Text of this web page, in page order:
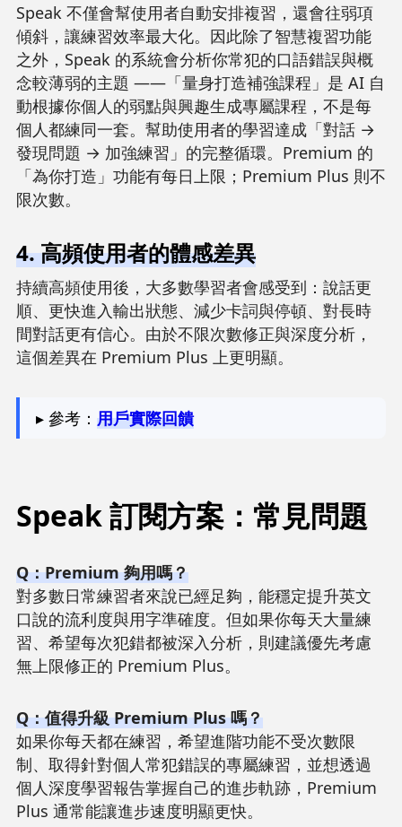
Speak 不僅會幫使用者自動安排複習，還會往弱項
傾斜，讓練習效率最大化。因此除了智慧複習功能
之外，Speak 的系統會分析你常犯的口語錯誤與概
念較薄弱的主題 ——「量身打造補強課程」是 AI 自
動根據你個人的弱點與興趣生成專屬課程，不是每
個人都練同一套。幫助使用者的學習達成「對話 →
發現問題 → 加強練習」的完整循環。Premium 的
「為你打造」功能有每日上限；Premium Plus 則不
限次數。
4. 高頻使用者的體感差異
持續高頻使用後，大多數學習者會感受到：說話更
順、更快進入輸出狀態、減少卡詞與停頓、對長時
間對話更有信心。由於不限次數修正與深度分析，
這個差異在 Premium Plus 上更明顯。
▸ 參考： 用戶實際回饋
Speak 訂閱方案：常見問題
Q：Premium 夠用嗎？
對多數日常練習者來說已經足夠，能穩定提升英文
口說的流利度與用字準確度。但如果你每天大量練
習、希望每次犯錯都被深入分析，則建議優先考慮
無上限修正的 Premium Plus。
Q：值得升級 Premium Plus 嗎？
如果你每天都在練習，希望進階功能不受次數限
制、取得針對個人常犯錯誤的專屬練習，並想透過
個人深度學習報告掌握自己的進步軌跡，Premium
Plus 通常能讓進步速度明顯更快。